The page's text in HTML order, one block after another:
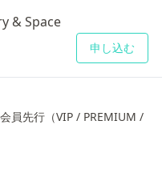
& Space
申し込む
員先行（VIP / PREMIUM /